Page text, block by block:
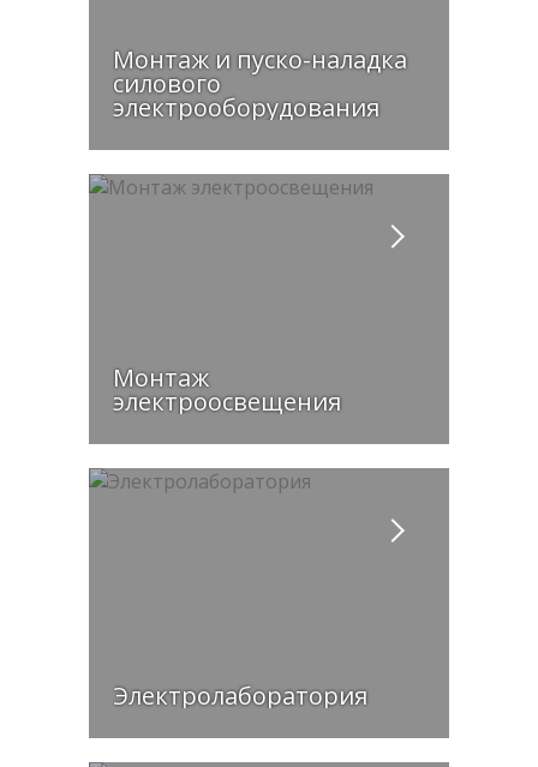
Монтаж и пуско-наладка
силового
электрооборудования
Монтаж
электроосвещения
Электролаборатория